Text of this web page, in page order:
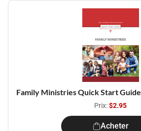
Family Ministries Quick Start Guide
Prix:$2.95
Acheter